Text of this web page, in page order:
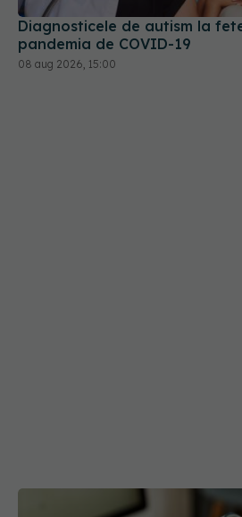
Diagnosticele de autism la
pandemia de COVID-19
08 aug 2026, 15:00